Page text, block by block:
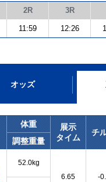
2R 3R
11:59 12:26
オッズ
体重
展示
タイム
チ
調整重量
52.0kg
6.65
-